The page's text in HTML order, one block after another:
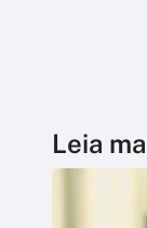
Leia